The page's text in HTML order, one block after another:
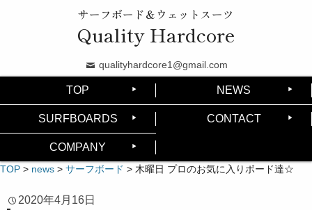
サーフボード＆ウェットスーツ
Quality Hardcore
qualityhardcore1@gmail.com
TOP NEWS
SURFBOARDS CONTACT
COMPANY
TOP > news > サーフボード > 木曜日 プロのお気に入りボード達☆
2020年4月16日